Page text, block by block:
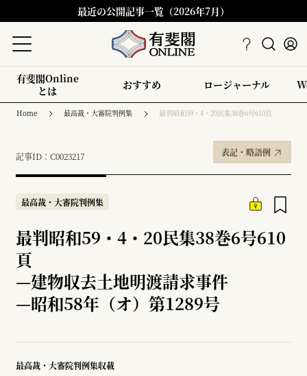
最近の公開記事一覧（2026年7月）
有斐閣Online
とは
おすすめ ロージャーナル
Home 最高裁・大審院判例集 最判昭和59・4・20民集38巻6号610頁
記事ID：C0023217 表記・略語例
最高裁・大審院判例集
最判昭和59・4・20民集38巻6号610
頁
—建物収去土地明渡請求事件
—昭和58年（オ）第1289号
最高裁・大審院判例集収載